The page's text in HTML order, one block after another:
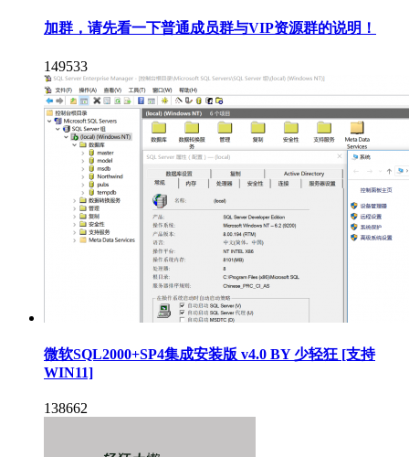
加群，请先看一下普通成员群与VIP资源群的说明！
149533
微软SQL2000+SP4集成安装版 v4.0 BY 少轻狂 [支持
WIN11]
138662